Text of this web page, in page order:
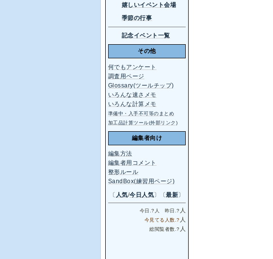
嬉しいイベント会場
季節の行事
記念イベント一覧
その他
何でもアンケート
調査用ページ
Glossary(ツールチップ)
いろんな速さメモ
いろんな計算メモ
準備中・入手不可等のまとめ
加工品計算ツール(外部リンク)
編集者向け
編集方法
編集者用コメント
整形ルール
SandBox(練習用ページ)
〔 人気/今日人気〕〔最新〕
今日.? 人 昨日.? 人
今見てる人数.? 人
総閲覧者数.? 人